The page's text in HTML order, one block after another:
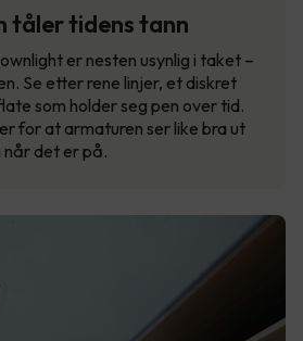
tåler tidens tann
er nesten usynlig i taket –
Se etter rene linjer, et diskret
som holder seg pen over tid.
for at armaturen ser like bra ut
når det er på.